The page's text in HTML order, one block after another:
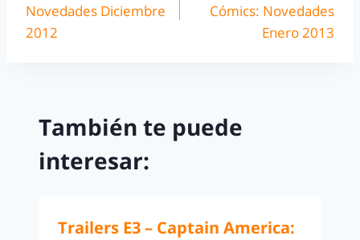
Novedades Diciembre
2012
Cómics: Novedades
Enero 2013
También te puede
interesar:
Trailers E3 – Captain America: